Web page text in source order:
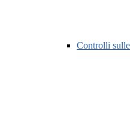
Controlli